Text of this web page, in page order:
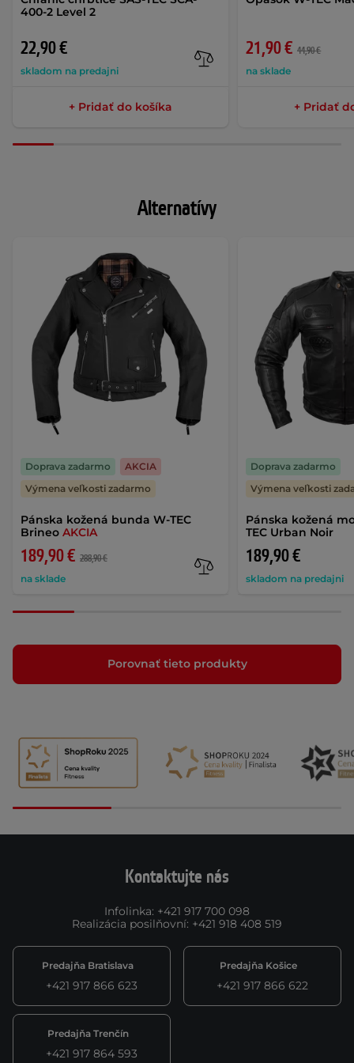
400-2 Level 2
22,90 €
skladom na predajni
+ Pridať do košíka
21,90 € 44,90 €
na sklade
+ Pridať
Alternatívy
Pánska kožená bunda W-TEC
Brineo AKCIA
189,90 € 288,90 €
na sklade
Doprava zadarmo
AKCIA
Výmena veľkosti zadarmo
Pánska kožená
TEC Urban Noir
189,90 €
skladom na predajni
Doprava zadarmo
Výmena veľkosti
Porovnať tieto produkty
Kontaktujte nás
Infolinka: +421 917 700 098
Realizácia posilňovní: +421 918 408 519
Predajňa Bratislava
+421 917 866 623
Predajňa Košice
+421 917 866 622
Predajňa Trenčín
+421 917 864 593